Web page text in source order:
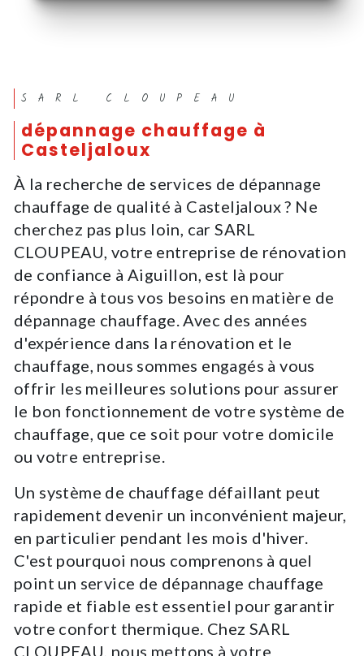
SARL CLOUPEAU
dépannage chauffage à
Casteljaloux
À la recherche de services de dépannage
chauffage de qualité à Casteljaloux ? Ne
cherchez pas plus loin, car SARL
CLOUPEAU, votre entreprise de rénovation
de confiance à Aiguillon, est là pour
répondre à tous vos besoins en matière de
dépannage chauffage. Avec des années
d'expérience dans la rénovation et le
chauffage, nous sommes engagés à vous
offrir les meilleures solutions pour assurer
le bon fonctionnement de votre système de
chauffage, que ce soit pour votre domicile
ou votre entreprise.
Un système de chauffage défaillant peut
rapidement devenir un inconvénient majeur,
en particulier pendant les mois d'hiver.
C'est pourquoi nous comprenons à quel
point un service de dépannage chauffage
rapide et fiable est essentiel pour garantir
votre confort thermique. Chez SARL
CLOUPEAU, nous mettons à votre